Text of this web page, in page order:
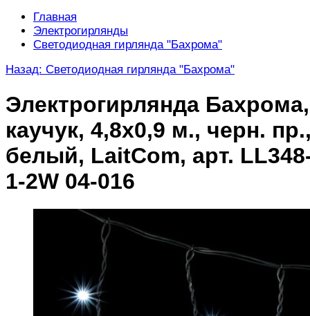
Главная
Электрогирлянды
Светодиодная гирлянда "Бахрома"
Назад: Светодиодная гирлянда "Бахрома"
Электрогирлянда Бахрома,
каучук, 4,8х0,9 м., черн.
белый, LaitCom, арт.
1-2W 04-016